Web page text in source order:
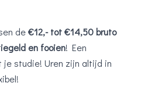
de€12,- tot €14,50 bruto
en fooien! Een
studie! Uren zijn altijd in